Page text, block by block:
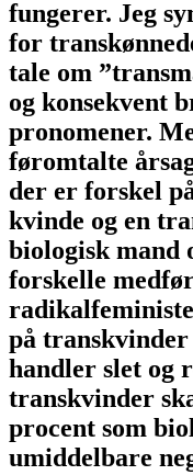
fungerer. Jeg
for
tale om
og konsekvent
pronomener.
føromtalte
der er forskel
kvinde og en
biologisk mand
forskelle
på
handler slet og
transkvinder
procent som
umiddelbare